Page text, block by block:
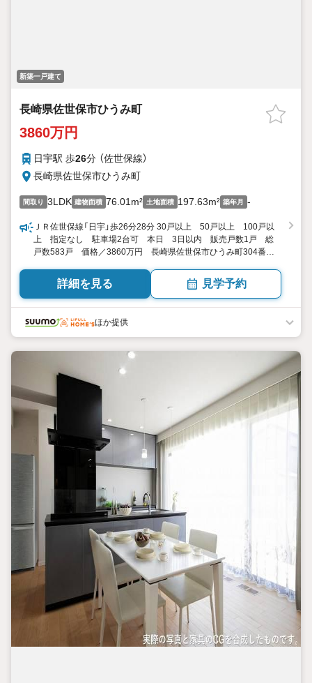
新築一戸建て
長崎県佐世保市ひうみ町
3860万円
日宇駅 歩26分 （佐世保線）
長崎県佐世保市ひうみ町
間取り 3LDK 建物面積 76.01m² 土地面積 197.63m² 築年月 -
ＪＲ佐世保線「日宇」歩26分28分 30戸以上 50戸以上 100戸以
上 指定なし 駐車場2台可 本日 3日以内 販売戸数1戸 総
戸数583戸 価格／3860万円 長崎県佐世保市ひうみ町304番
詳細を見る 見学予約
ほか提供